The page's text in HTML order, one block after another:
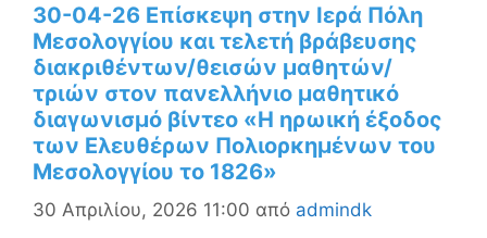
30-04-26 Επίσκεψη στην Ιερά Πόλη
Μεσολογγίου και τελετή βράβευσης
διακριθέντων/θεισών μαθητών/
τριών στον πανελλήνιο μαθητικό
διαγωνισμό βίντεο «Η ηρωική έξοδος
των Ελευθέρων Πολιορκημένων του
Μεσολογγίου το 1826»
30 Απριλίου, 2026 11:00 από admindk